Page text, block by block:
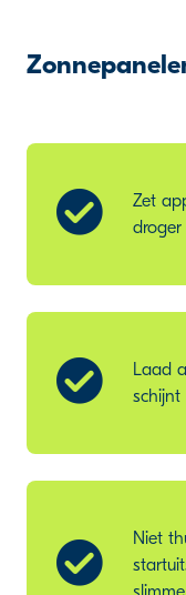
Zet
Laad
schijnt
Niet